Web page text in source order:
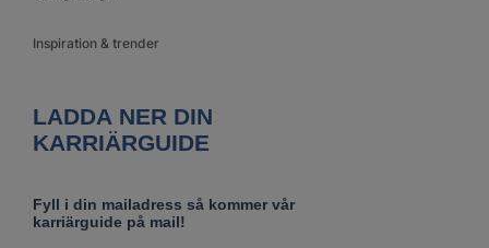
Inspiration & trender